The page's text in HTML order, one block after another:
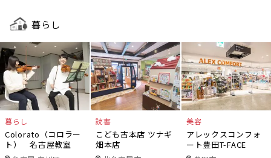
暮らし
暮らし
Colorato（コロラー
ト） 名古屋教室
読書
こども古本店 ツナギ
畑本店
美容
アレックスコンフォ
ート豊田T-FACE